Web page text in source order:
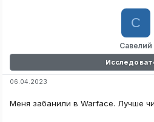
Савелий
С
06.04.2023
Меня забанили в Warface. Лучше